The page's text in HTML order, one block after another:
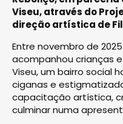
Viseu, através do
direção artística de
Entre novembro de
acompanhou crianças
Viseu, um bairro social
ciganas e
capacitação artística,
culminar numa